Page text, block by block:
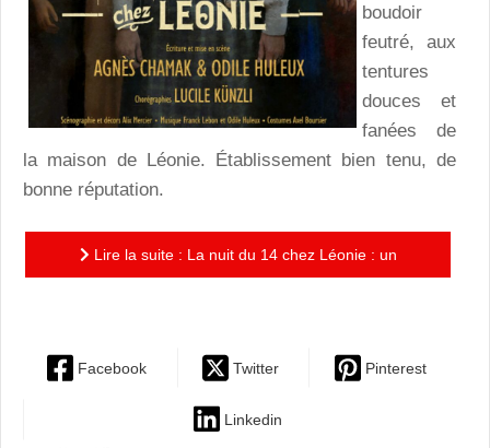
boudoir
feutré, aux
tentures
douces et
fanées de
la maison de Léonie. Établissement bien tenu, de
bonne réputation.
Lire la suite : La nuit du 14 chez Léonie : un
Facebook Twitter Pinterest
Linkedin